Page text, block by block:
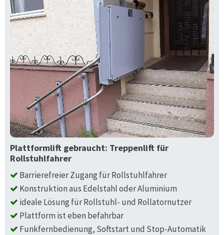
Plattformlift gebraucht: Treppenlift für
Rollstuhlfahrer
Barrierefreier Zugang für Rollstuhlfahrer
Konstruktion aus Edelstahl oder Aluminium
ideale Lösung für Rollstuhl- und Rollatornutzer
Plattform ist eben befahrbar
Funkfernbedienung, Softstart und Stop-Automatik